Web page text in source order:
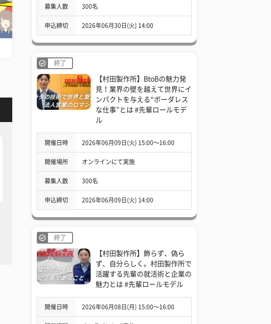
募集人数 300名
申込締切 2026年06月30日(火) 14:00
終了
【村田製作所】BtoBの魅力発
見！業界の壁を越えて世界にイ
ンパクトを与える“ボーダレス
な仕事”とは #先輩ロールモデ
ル
開催日時 2026年06月09日(火) 15:00〜16:00
開催場所 オンラインにて実施
募集人数 300名
申込締切 2026年06月09日(火) 14:00
終了
【村田製作所】飾らず、偽ら
ず、自分らしく。村田製作所で
活躍する先輩の就活術と企業の
魅力とは #先輩ロールモデル
開催日時 2026年06月08日(月) 15:00〜16:00